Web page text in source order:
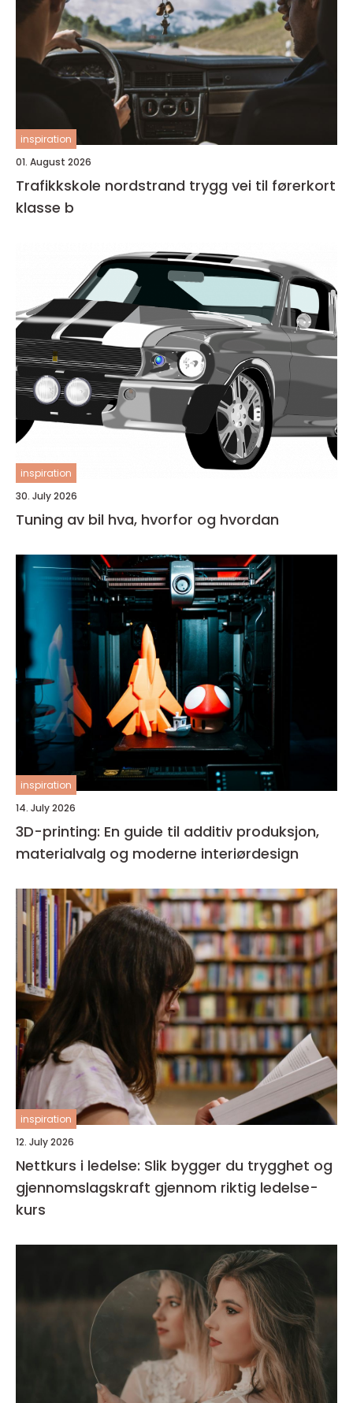
inspiration
01. August 2026
Trafikkskole nordstrand trygg vei til førerkort
klasse b
inspiration
30. July 2026
Tuning av bil hva, hvorfor og hvordan
inspiration
14. July 2026
3D-printing: En guide til additiv produksjon,
materialvalg og moderne interiørdesign
inspiration
12. July 2026
Nettkurs i ledelse: Slik bygger du trygghet og
gjennomslagskraft gjennom riktig ledelse-
kurs